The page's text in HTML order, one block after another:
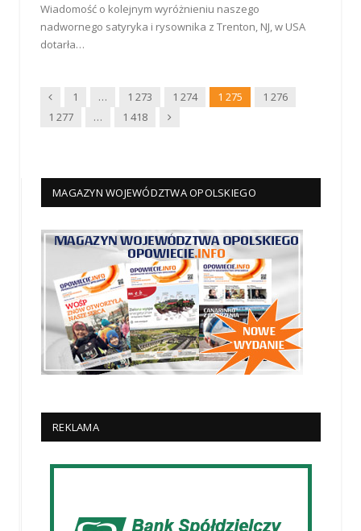
Wiadomość o kolejnym wyróżnieniu naszego
nadwornego satyryka i rysownika z Trenton, NJ, w USA
dotarła…
Wstecz
1 … 1 273 1 274 1 275
1 276
1 277
… 1 418 Dalej
MAGAZYN WOJEWÓDZTWA OPOLSKIEGO
REKLAMA